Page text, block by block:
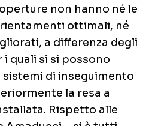
non hanno né le
ottimali, né
a differenza degli
quali si si possono
di inseguimento
la resa a
Rispetto alle